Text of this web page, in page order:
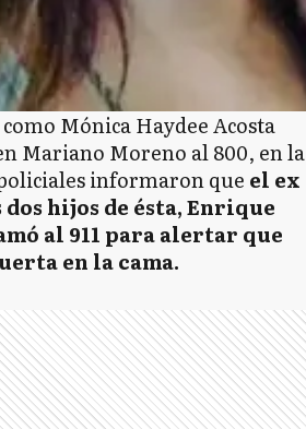
Mónica Haydee Acosta
Mariano Moreno al 800, en la
informaron que el ex
hijos de ésta, Enrique
al 911 para alertar que
en la cama.